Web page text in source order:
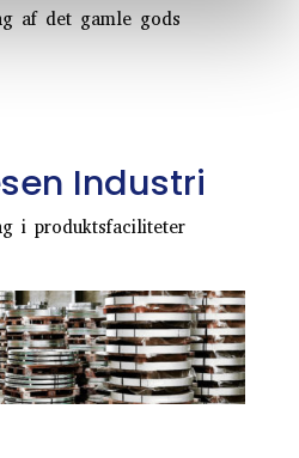
af det gamle gods
Industri
i produktsfaciliteter